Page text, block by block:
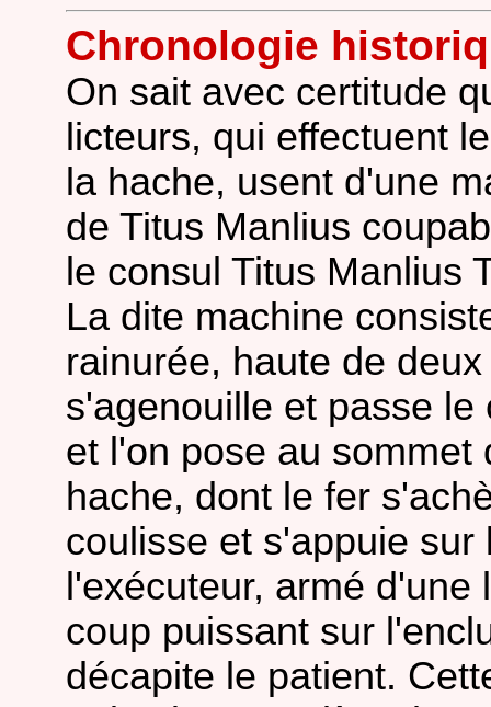
Chronologie
On sait avec certitude
licteurs, qui effectuent
la hache, usent d'une
de Titus Manlius
le consul Titus Manlius
La dite machine
rainurée, haute de
s'agenouille et passe
et l'on pose au sommet
hache, dont le fer
coulisse et s'appuie
l'exécuteur, armé
coup puissant sur
décapite le patient.